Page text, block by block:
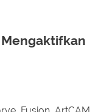
Mengaktifkan